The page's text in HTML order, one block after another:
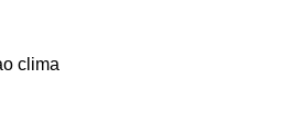
clima